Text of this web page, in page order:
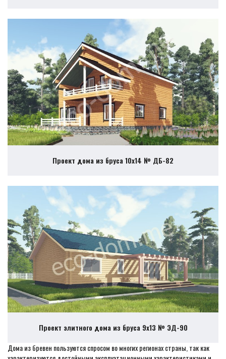
Проект дома из бруса 10х14 № ДБ-82
Проект элитного дома из бруса 9х13 № ЭД-90
Дома из бревен пользуются спросом во многих регионах страны, так как